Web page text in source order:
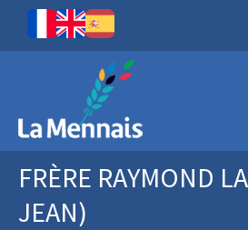
FRÈRE RAYMOND
JEAN)